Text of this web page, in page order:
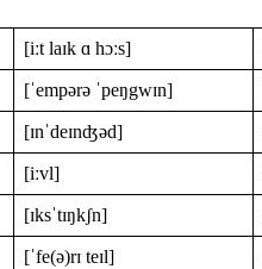
[iːt laɪk ɑ hɔːs]
[ˈempərə ˈpeŋgwɪn]
[ɪnˈdeɪnʤəd]
[iːvl]
[ɪksˈtɪŋkʃn]
[ˈfe(ə)rɪ teɪl]